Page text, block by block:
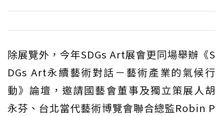
除展覽外，今年SDGs Art展會更同場舉辦《S
DGs Art永續藝術對話－藝術產業的氣候行
動》論壇，邀請國藝會董事及獨立策展人胡
永芬、台北當代藝術博覽會聯合總監Robin P